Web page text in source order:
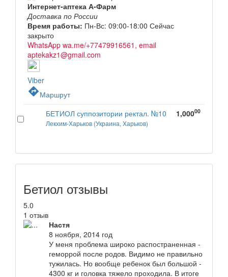
Интернет-аптека А-Фарм
Доставка по России
Время работы: Пн-Вс: 09:00-18:00 Сейчас
закрыто
WhatsApp wa.me/+77479916561, email
aptekakz1@gmail.com
Viber
directionsМаршрут
БЕТИОЛ суппозитории ректал. №10
Лекхим-Харьков (Украина, Харьков)
1,00000
Бетиол отзывы
5.0
1 отзыв
Настя
8 ноября, 2014 год
У меня проблема широко распостраненная -
геморрой после родов. Видимо не правильно
тужилась. Но вообще ребенок был большой -
4300 кг и головка тяжело проходила. В итоге